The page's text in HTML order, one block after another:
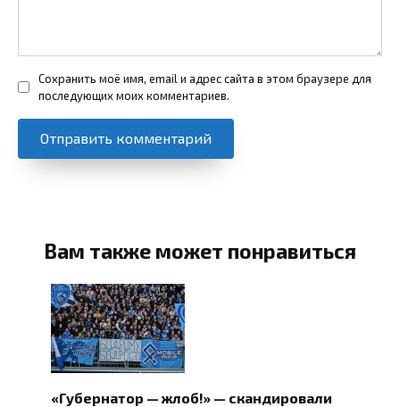
Сохранить моё имя, email и адрес сайта в этом браузере для
последующих моих комментариев.
Вам также может понравиться
«Губернатор — жлоб!» — скандировали